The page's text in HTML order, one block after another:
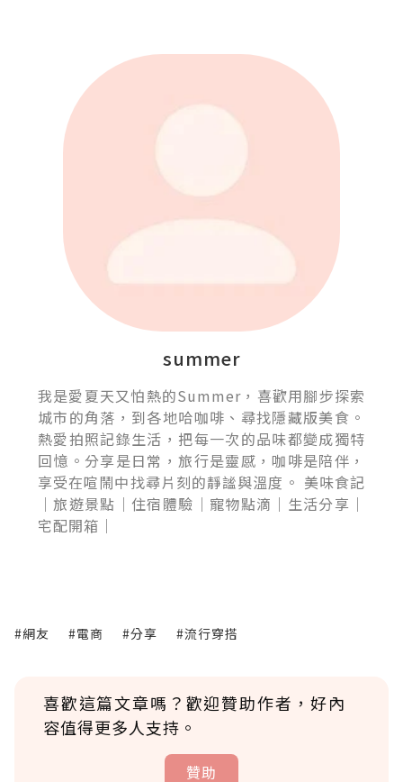
summer
我是愛夏天又怕熱的Summer，喜歡用腳步探索
城市的角落，到各地哈咖啡、尋找隱藏版美食。
熱愛拍照記錄生活，把每一次的品味都變成獨特
回憶。分享是日常，旅行是靈感，咖啡是陪伴，
享受在喧鬧中找尋片刻的靜謐與溫度。 美味食記
｜旅遊景點｜住宿體驗｜寵物點滴｜生活分享｜
宅配開箱｜
#網友 #電商 #分享 #流行穿搭
喜歡這篇文章嗎？歡迎贊助作者，好內
容值得更多人支持。
贊助